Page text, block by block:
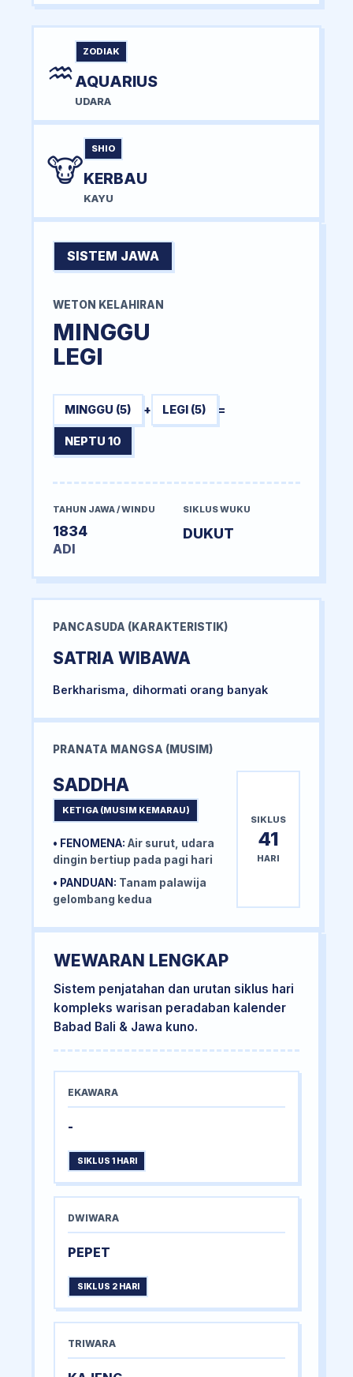
♒
ZODIAK
AQUARIUS
UDARA
🐮
SHIO
KERBAU
KAYU
SISTEM JAWA
WETON KELAHIRAN
MINGGU
LEGI
MINGGU (5) + LEGI (5) =
NEPTU 10
TAHUN JAWA / WINDU
1834
ADI
SIKLUS WUKU
DUKUT
PANCASUDA (KARAKTERISTIK)
SATRIA WIBAWA
Berkharisma, dihormati orang banyak
PRANATA MANGSA (MUSIM)
SADDHA
KETIGA (MUSIM KEMARAU)
• FENOMENA: Air surut, udara
dingin bertiup pada pagi hari
• PANDUAN: Tanam palawija
gelombang kedua
SIKLUS
41
HARI
WEWARAN LENGKAP
Sistem penjatahan dan urutan siklus hari
kompleks warisan peradaban kalender
Babad Bali & Jawa kuno.
EKAWARA
-
SIKLUS 1 HARI
DWIWARA
PEPET
SIKLUS 2 HARI
TRIWARA